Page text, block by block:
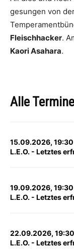
gesungen von
Fleischhacker.
Kaori Asahara.
Alle Termine
15.09.2026, 19:30
L.E.O. - Letztes
19.09.2026, 19:30
L.E.O. - Letztes
22.09.2026, 19:30
L.E.O. - Letztes